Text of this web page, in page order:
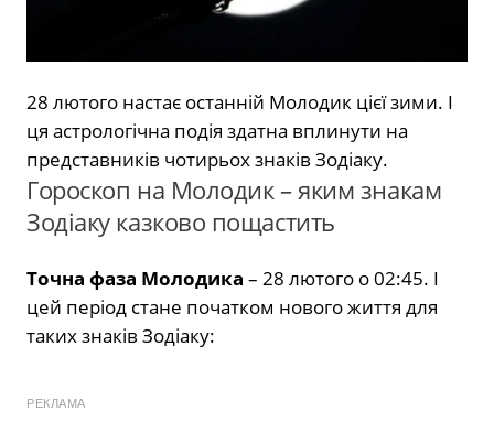
28 лютого настає останній Молодик цієї зими. І
ця астрологічна подія здатна вплинути на
представників чотирьох знаків Зодіаку.
Гороскоп на Молодик – яким знакам
Зодіаку казково пощастить
Точна фаза Молодика – 28 лютого о 02:45. І
цей період стане початком нового життя для
таких знаків Зодіаку:
РЕКЛАМА